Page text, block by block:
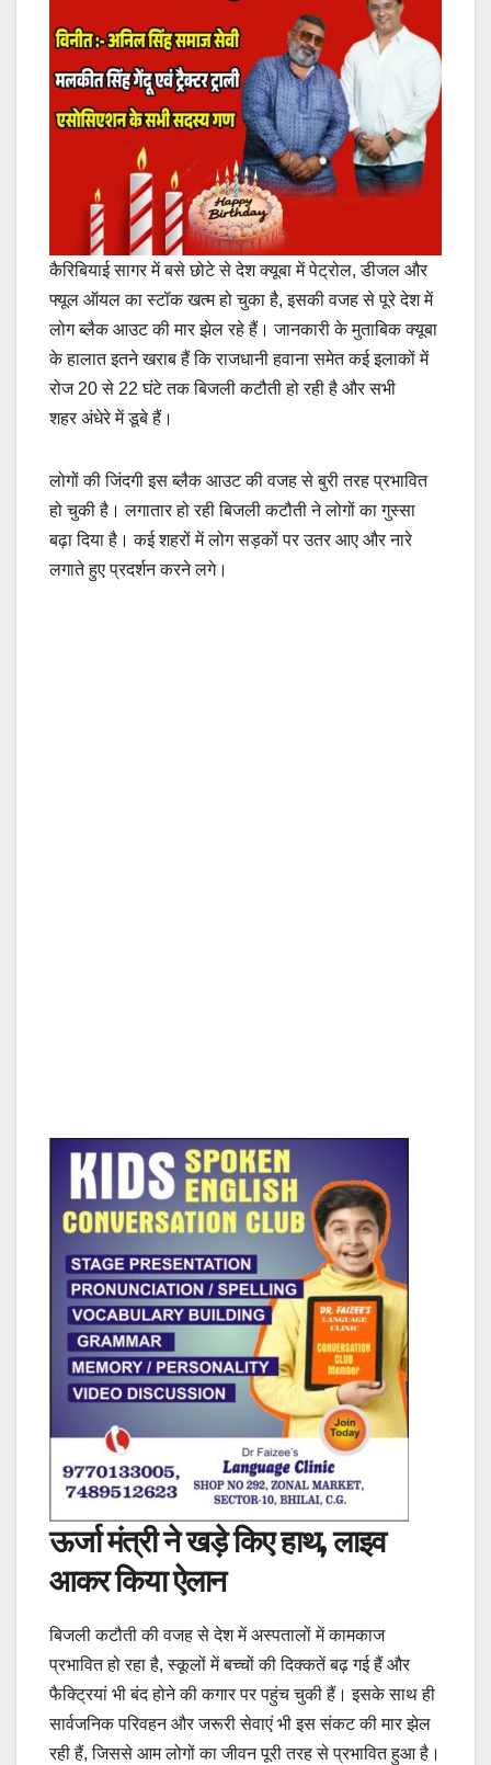
कैरिबियाई सागर में बसे छोटे से देश क्यूबा में पेट्रोल, डीजल और
फ्यूल ऑयल का स्टॉक खत्म हो चुका है, इसकी वजह से पूरे देश में
लोग ब्लैक आउट की मार झेल रहे हैं। जानकारी के मुताबिक क्यूबा
के हालात इतने खराब हैं कि राजधानी हवाना समेत कई इलाकों में
रोज 20 से 22 घंटे तक बिजली कटौती हो रही है और सभी
शहर अंधेरे में डूबे हैं।
लोगों की जिंदगी इस ब्लैक आउट की वजह से बुरी तरह प्रभावित
हो चुकी है। लगातार हो रही बिजली कटौती ने लोगों का गुस्सा
बढ़ा दिया है। कई शहरों में लोग सड़कों पर उतर आए और नारे
लगाते हुए प्रदर्शन करने लगे।
ऊर्जा मंत्री ने खड़े किए हाथ, लाइव
आकर किया ऐलान
बिजली कटौती की वजह से देश में अस्पतालों में कामकाज
प्रभावित हो रहा है, स्कूलों में बच्चों की दिक्कतें बढ़ गई हैं और
फैक्ट्रियां भी बंद होने की कगार पर पहुंच चुकी हैं। इसके साथ ही
सार्वजनिक परिवहन और जरूरी सेवाएं भी इस संकट की मार झेल
रही हैं, जिससे आम लोगों का जीवन पूरी तरह से प्रभावित हुआ है।